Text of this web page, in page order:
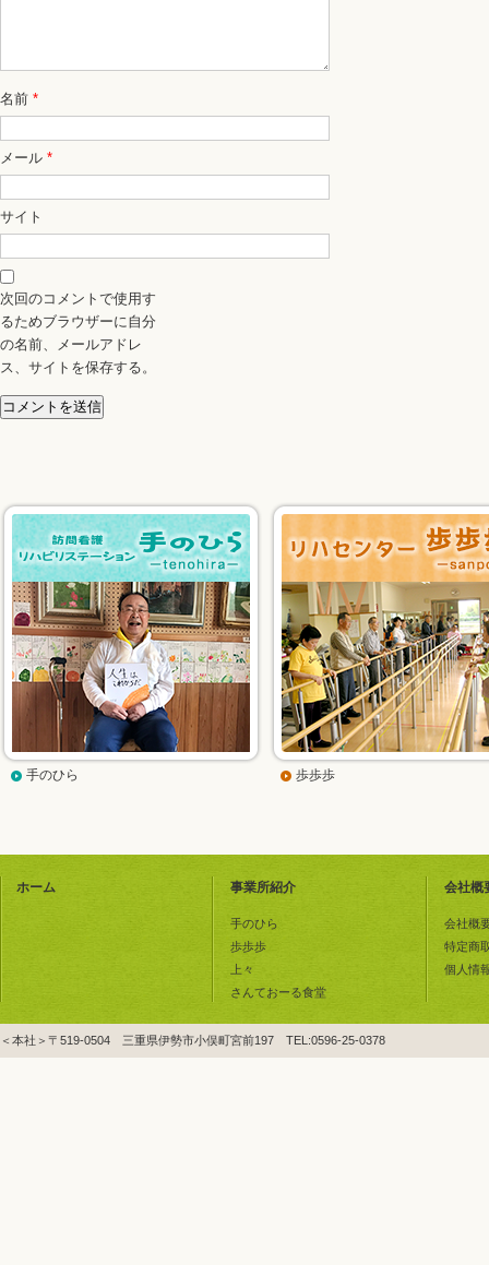
名前 *
メール *
サイト
次回のコメントで使用す
るためブラウザーに自分
の名前、メールアドレ
ス、サイトを保存する。
手のひら 歩歩歩
ホーム 事業所紹介
手のひら
歩歩歩
上々
さんておーる食堂
会社概
会社概
特定商
個人情
＜本社＞〒519-0504 三重県伊勢市小俣町宮前197 TEL:0596-25-0378